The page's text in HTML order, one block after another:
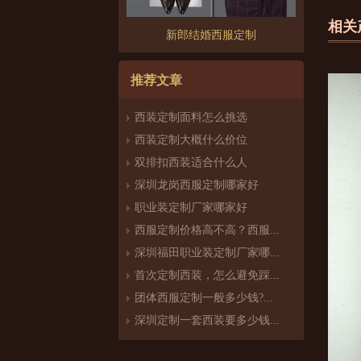
新郎结婚西服定制
推荐文章
西装定制面料怎么挑选
西装定制大概什么价位
双排扣西装适合什么人
深圳龙岗西服定制哪家好
职业装定制厂家哪家好
西服定制价格高不高？西服定制哪家好？
深圳福田职业装定制厂家哪家好
首次定制西装，怎么避免踩雷？
团体西服定制一般多少钱?团体定制西服价格
深圳定制一套西装要多少钱？西服定制怎么样？
相关